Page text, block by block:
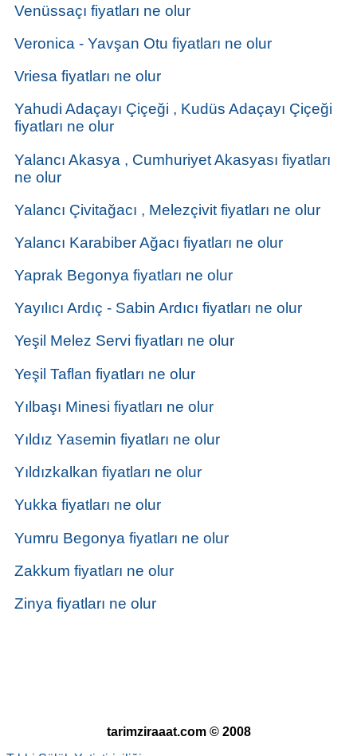
Venüssaçı fiyatları ne olur
Veronica - Yavşan Otu fiyatları ne olur
Vriesa fiyatları ne olur
Yahudi Adaçayı Çiçeği , Kudüs Adaçayı Çiçeği
fiyatları ne olur
Yalancı Akasya , Cumhuriyet Akasyası fiyatları
ne olur
Yalancı Çivitağacı , Melezçivit fiyatları ne olur
Yalancı Karabiber Ağacı fiyatları ne olur
Yaprak Begonya fiyatları ne olur
Yayılıcı Ardıç - Sabin Ardıcı fiyatları ne olur
Yeşil Melez Servi fiyatları ne olur
Yeşil Taflan fiyatları ne olur
Yılbaşı Minesi fiyatları ne olur
Yıldız Yasemin fiyatları ne olur
Yıldızkalkan fiyatları ne olur
Yukka fiyatları ne olur
Yumru Begonya fiyatları ne olur
Zakkum fiyatları ne olur
Zinya fiyatları ne olur
tarimziraaat.com © 2008